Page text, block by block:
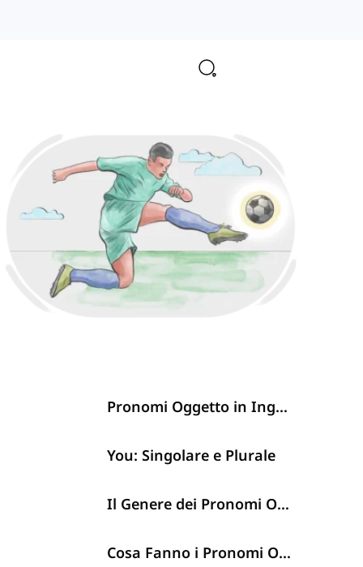
Pronomi Oggetto in Inglese
You: Singolare e Plurale
Il Genere dei Pronomi Oggetto
Cosa Fanno i Pronomi Oggetto?